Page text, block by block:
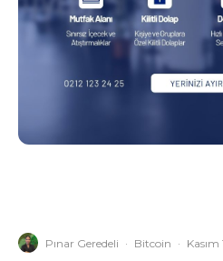
Pınar Geredeli · Bitcoin · Kasım